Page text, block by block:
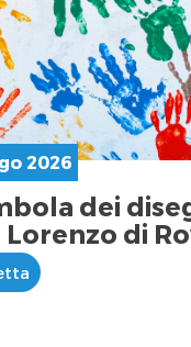
2026
dei
Lorenzo di